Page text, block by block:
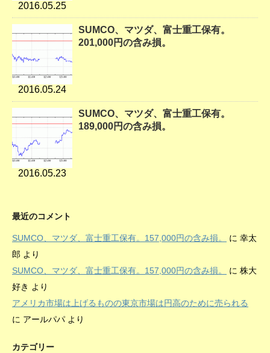
2016.05.25
2016.05.24
SUMCO、マツダ、富士重工保有。
201,000円の含み損。
2016.05.23
SUMCO、マツダ、富士重工保有。
189,000円の含み損。
最近のコメント
SUMCO、マツダ、富士重工保有。157,000円の含み損。 に 幸太
郎 より
SUMCO、マツダ、富士重工保有。157,000円の含み損。
に 株大
好き より
アメリカ市場は上げるものの東京市場は円高のために売られる
に アールパパ より
カテゴリー